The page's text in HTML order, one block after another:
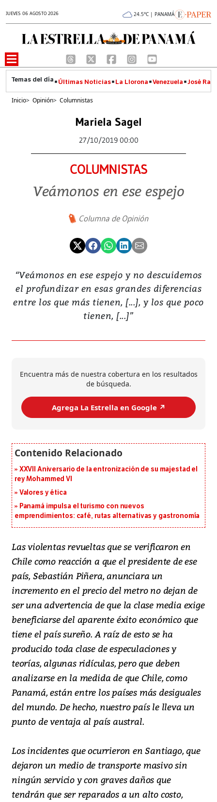
JUEVES 06 AGOSTO 2026 24.5°C | PANAMÁ
Últimas Noticias La Llorona Venezuela José
Inicio> Opinión> Columnistas
Mariela Sagel
27/10/2019 00:00
COLUMNISTAS
Veámonos en ese espejo
Columna de Opinión
“Veámonos en ese espejo y no descuidemos
el profundizar en esas grandes diferencias
entre los que más tienen, [...], y los que poco
tienen, [...]”
Encuentra más de nuestra cobertura en los resultados
de búsqueda.
Agrega La Estrella en Google ↗️
XXVII Aniversario de la entronización de su majestad el
rey Mohammed VI
Valores y ética
Panamá impulsa el turismo con nuevos
emprendimientos: café, rutas alternativas y gastronomía
Las violentas revueltas que se verificaron en
Chile como reacción a que el presidente de ese
país, Sebastián Piñera, anunciara un
incremento en el precio del metro no dejan de
ser una advertencia de que la clase media exige
beneficiarse del aparente éxito económico que
tiene el país sureño. A raíz de esto se ha
producido toda clase de especulaciones y
teorías, algunas ridículas, pero que deben
analizarse en la medida de que Chile, como
Panamá, están entre los países más desiguales
del mundo. De hecho, nuestro país le lleva un
punto de ventaja al país austral.
Los incidentes que ocurrieron en Santiago, que
dejaron un medio de transporte masivo sin
ningún servicio y con graves daños que
tendrán que ser reparados a un alto costo,